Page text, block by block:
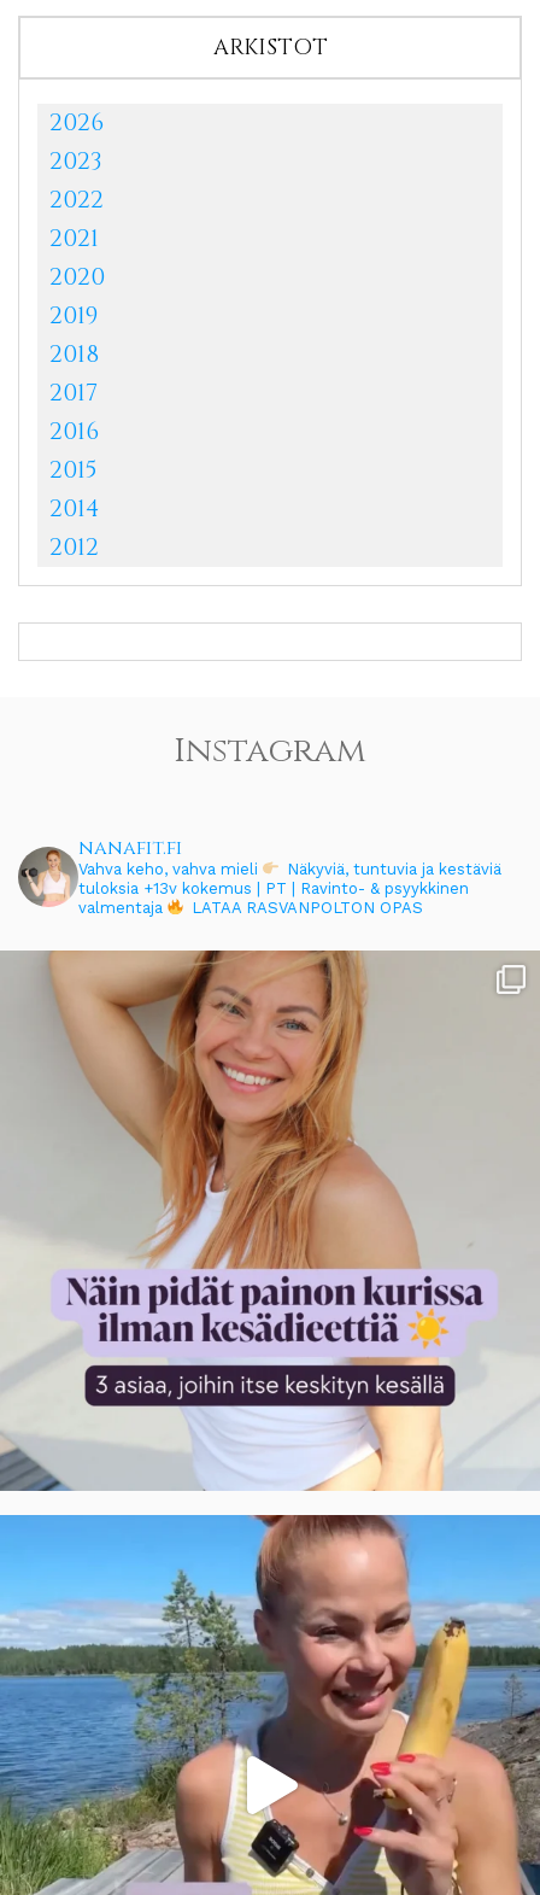
ARKISTOT
2026
2023
2022
2021
2020
2019
2018
2017
2016
2015
2014
2012
Instagram
nanafit.fi
Vahva keho, vahva mieli
Näkyviä, tuntuvia ja kestäviä
tuloksia +13v kokemus | PT | Ravinto- & psyykkinen
valmentaja
LATAA RASVANPOLTON OPAS